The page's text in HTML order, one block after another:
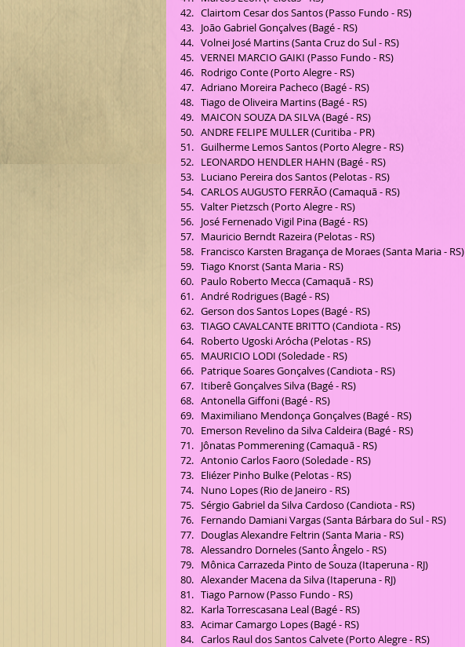
Clairtom Cesar dos Santos (Passo Fundo - RS)
João Gabriel Gonçalves (Bagé - RS)
Volnei José Martins (Santa Cruz do Sul - RS)
VERNEI MARCIO GAIKI (Passo Fundo - RS)
Rodrigo Conte (Porto Alegre - RS)
Adriano Moreira Pacheco (Bagé - RS)
Tiago de Oliveira Martins (Bagé - RS)
MAICON SOUZA DA SILVA (Bagé - RS)
ANDRE FELIPE MULLER (Curitiba - PR)
Guilherme Lemos Santos (Porto Alegre - RS)
LEONARDO HENDLER HAHN (Bagé - RS)
Luciano Pereira dos Santos (Pelotas - RS)
CARLOS AUGUSTO FERRÃO (Camaquã - RS)
Valter Pietzsch (Porto Alegre - RS)
José Fernenado Vigil Pina (Bagé - RS)
Mauricio Berndt Razeira (Pelotas - RS)
Francisco Karsten Bragança de Moraes (Santa Maria - RS)
Tiago Knorst (Santa Maria - RS)
Paulo Roberto Mecca (Camaquã - RS)
André Rodrigues (Bagé - RS)
Gerson dos Santos Lopes (Bagé - RS)
TIAGO CAVALCANTE BRITTO (Candiota - RS)
Roberto Ugoski Arócha (Pelotas - RS)
MAURICIO LODI (Soledade - RS)
Patrique Soares Gonçalves (Candiota - RS)
Itiberê Gonçalves Silva (Bagé - RS)
Antonella Giffoni (Bagé - RS)
Maximiliano Mendonça Gonçalves (Bagé - RS)
Emerson Revelino da Silva Caldeira (Bagé - RS)
Jônatas Pommerening (Camaquã - RS)
Antonio Carlos Faoro (Soledade - RS)
Eliézer Pinho Bulke (Pelotas - RS)
Nuno Lopes (Rio de Janeiro - RS)
Sérgio Gabriel da Silva Cardoso (Candiota - RS)
Fernando Damiani Vargas (Santa Bárbara do Sul - RS)
Douglas Alexandre Feltrin (Santa Maria - RS)
Alessandro Dorneles (Santo Ângelo - RS)
Mônica Carrazeda Pinto de Souza (Itaperuna - RJ)
Alexander Macena da Silva (Itaperuna - RJ)
Tiago Parnow (Passo Fundo - RS)
Karla Torrescasana Leal (Bagé - RS)
Acimar Camargo Lopes (Bagé - RS)
Carlos Raul dos Santos Calvete (Porto Alegre - RS)